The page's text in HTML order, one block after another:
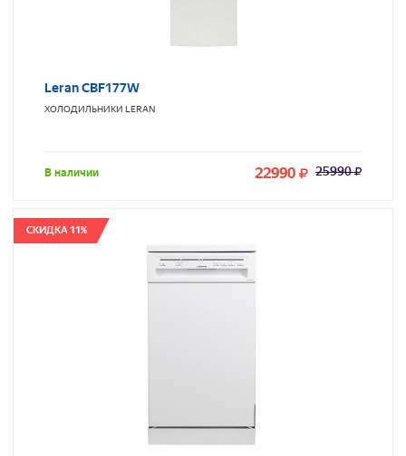
Leran CBF177W
ХОЛОДИЛЬНИКИ LERAN
В наличии 22990 25990
СКИДКА 11%